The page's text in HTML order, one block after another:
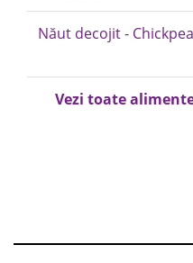
Năut decojit -
Vezi toate